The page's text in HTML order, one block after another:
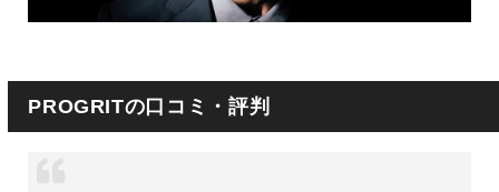
PROGRITの口コミ・評判